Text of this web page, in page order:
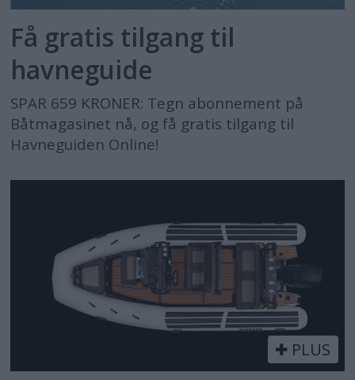
Få gratis tilgang til
havneguide
SPAR 659 KRONER: Tegn abonnement på
Båtmagasinet nå, og få gratis tilgang til
Havneguiden Online!
PLUS